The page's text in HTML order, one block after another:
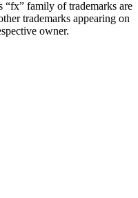
family of trademarks are
trademarks appearing on
owner.